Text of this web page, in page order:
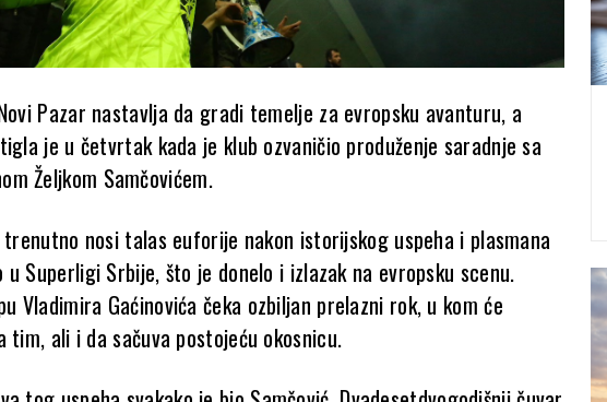
Pazar nastavlja da gradi temelje za evropsku avanturu, a
je u četvrtak kada je klub ozvaničio produženje saradnje sa
Željkom Samčovićem.
nosi talas euforije nakon istorijskog uspeha i plasmana
Superligi Srbije, što je donelo i izlazak na evropsku scenu.
Vladimira Gaćinovića čeka ozbiljan prelazni rok, u kom će
tim, ali i da sačuva postojeću okosnicu.